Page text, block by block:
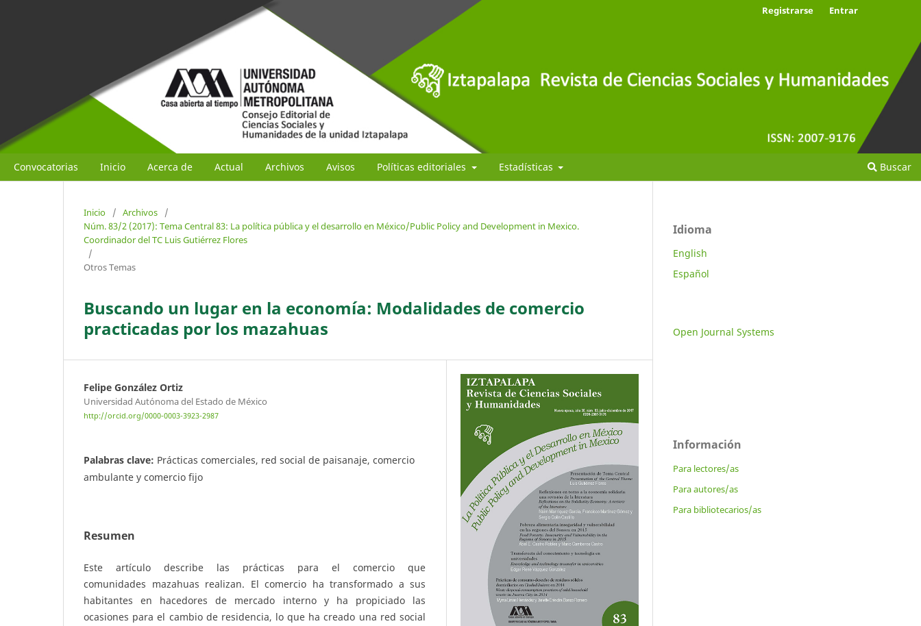
Convocatorias Inicio Acerca de Actual Archivos Avisos Políticas editoriales Estadísticas Buscar
Registrarse Entrar
Inicio / Archivos
/
Núm. 83/2 (2017): Tema Central 83: La política pública y el desarrollo en México/Public Policy and Development in Mexico.
Coordinador del TC Luis Gutiérrez Flores
/
Otros Temas
Buscando un lugar en la economía: Modalidades de comercio
practicadas por los mazahuas
Felipe González Ortiz
Universidad Autónoma del Estado de México
http://orcid.org/0000-0003-3923-2987
Palabras clave: Prácticas comerciales, red social de paisanaje, comercio
ambulante y comercio fijo
Resumen
Este artículo describe las prácticas para el comercio que
comunidades mazahuas realizan. El comercio ha transformado a sus
habitantes en hacedores de mercado interno y ha propiciado las
ocasiones para el cambio de residencia, lo que ha creado una red social
Idioma
English
Español
Open Journal Systems
Información
Para lectores/as
Para autores/as
Para bibliotecarios/as